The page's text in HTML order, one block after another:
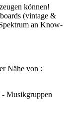
können!
(vintage &
an Know-
Nähe von :
Musikgruppen